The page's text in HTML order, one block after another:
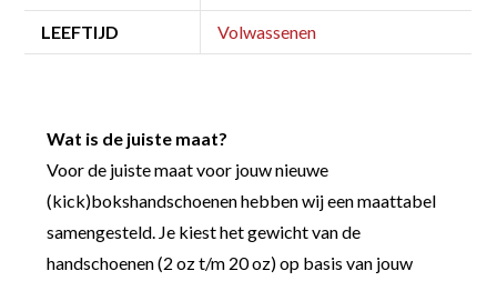
LEEFTIJD Volwassenen
Wat is de juiste maat?
Voor de juiste maat voor jouw nieuwe
(kick)bokshandschoenen hebben wij een maattabel
samengesteld. Je kiest het gewicht van de
handschoenen (2 oz t/m 20 oz) op basis van jouw